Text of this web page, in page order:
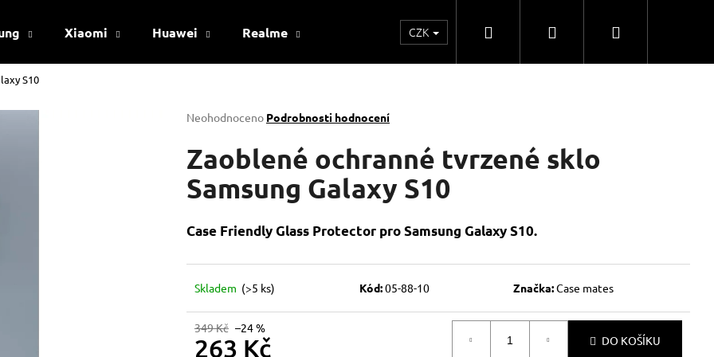
Xiaomi Huawei Realme Kontakty Obchodní spolupráce
CZK Hledat PřihlášeníNákupní
S10
Průměrné
produktu
je
0,0
z
hvězdiček.
Neohodnoceno Podrobnosti hodnocení
Zaoblené ochranné tvrzené sklo
Samsung Galaxy S10
Case Friendly Glass Protector pro Samsung Galaxy S10.
Skladem (>5 ks) Kód:05-88-10 Značka:Case mates
349 Kč –24 %
263 Kč DO KOŠÍKU
Co potřebujete najít?
HLEDAT